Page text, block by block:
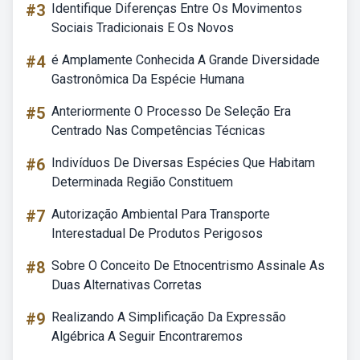
#3 Identifique Diferenças Entre Os Movimentos
Sociais Tradicionais E Os Novos
#4 é Amplamente Conhecida A Grande Diversidade
Gastronômica Da Espécie Humana
#5 Anteriormente O Processo De Seleção Era
Centrado Nas Competências Técnicas
#6 Indivíduos De Diversas Espécies Que Habitam
Determinada Região Constituem
#7 Autorização Ambiental Para Transporte
Interestadual De Produtos Perigosos
#8 Sobre O Conceito De Etnocentrismo Assinale As
Duas Alternativas Corretas
#9 Realizando A Simplificação Da Expressão
Algébrica A Seguir Encontraremos